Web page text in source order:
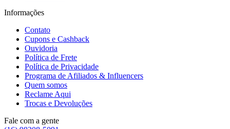
Informações
Contato
Cupons e Cashback
Ouvidoria
Política de Frete
Política de Privacidade
Programa de Afiliados & Influencers
Quem somos
Reclame Aqui
Trocas e Devoluções
Fale com a gente